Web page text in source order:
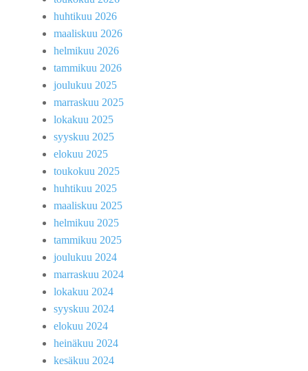
huhtikuu 2026
maaliskuu 2026
helmikuu 2026
tammikuu 2026
joulukuu 2025
marraskuu 2025
lokakuu 2025
syyskuu 2025
elokuu 2025
toukokuu 2025
huhtikuu 2025
maaliskuu 2025
helmikuu 2025
tammikuu 2025
joulukuu 2024
marraskuu 2024
lokakuu 2024
syyskuu 2024
elokuu 2024
heinäkuu 2024
kesäkuu 2024